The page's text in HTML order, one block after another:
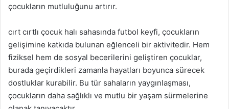
çocukların mutluluğunu artırır.
cırt cırtlı çocuk halı sahasında futbol keyfi, çocukların
gelişimine katkıda bulunan eğlenceli bir aktivitedir. Hem
fiziksel hem de sosyal becerilerini geliştiren çocuklar,
burada geçirdikleri zamanla hayatları boyunca sürecek
dostluklar kurabilir. Bu tür sahaların yaygınlaşması,
çocukların daha sağlıklı ve mutlu bir yaşam sürmelerine